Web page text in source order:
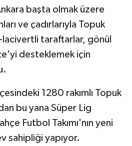
başta olmak üzere
ve çadırlarıyla Topuk
lacivertli taraftarlar, gönül
desteklemek için
1280 rakımlı Topuk
bu yana Süper Lig
Futbol Takımı'nın yeni
sahipliği yapıyor.